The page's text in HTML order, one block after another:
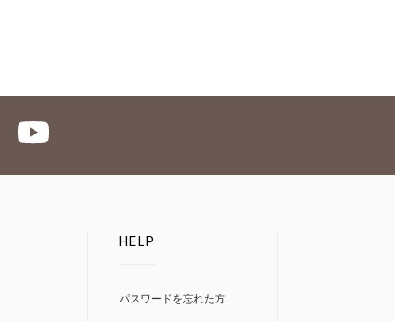
HELP
パスワードを忘れた方